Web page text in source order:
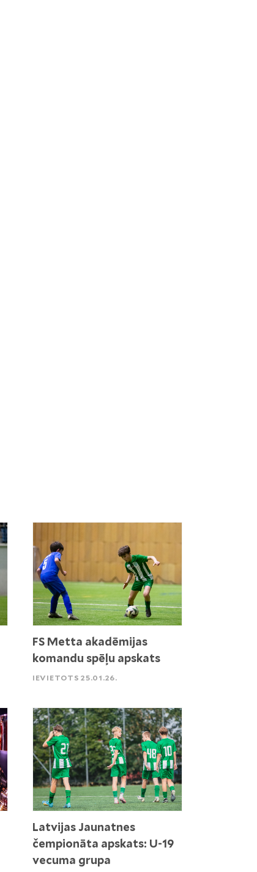
FS Metta akadēmijas
komandu spēļu apskats
IEVIETOTS 25.01.26.
Latvijas Jaunatnes
čempionāta apskats: U-19
vecuma grupa